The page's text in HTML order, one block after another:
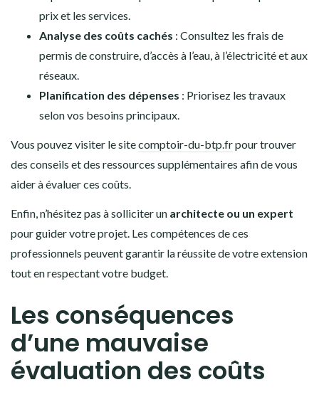
prix et les services.
Analyse des coûts cachés : Consultez les frais de
permis de construire, d’accès à l’eau, à l’électricité et aux
réseaux.
Planification des dépenses : Priorisez les travaux
selon vos besoins principaux.
Vous pouvez visiter le sitecomptoir-du-btp.frpour trouver
des conseils et des ressources supplémentaires afin de vous
aider à évaluer ces coûts.
Enfin, n’hésitez pas à solliciter un architecte ou un expert
pour guider votre projet. Les compétences de ces
professionnels peuvent garantir la réussite de votre extension
tout en respectant votre budget.
Les conséquences
d’une mauvaise
évaluation des coûts